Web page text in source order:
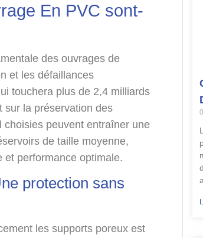
En PVC sont-
des ouvrages de
et les défaillances
touchera plus de 2,4 milliards
sur la préservation des
peuvent entraîner une
de taille moyenne,
et performance optimale.
protection sans
les supports poreux est